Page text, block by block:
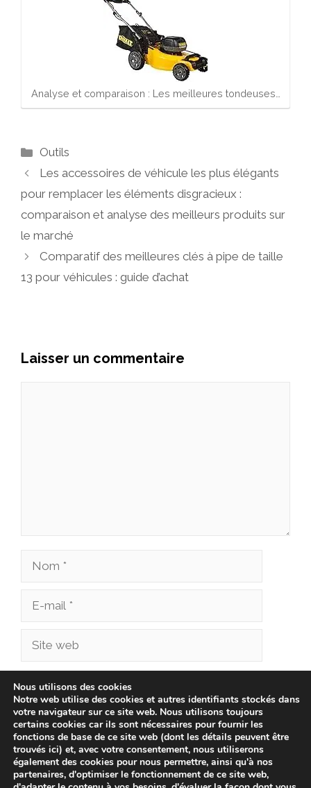
Analyse et comparaison : Les meilleures tondeuses…
Catégories
Outils
Les accessoires de véhicule les plus élégants
pour remplacer les éléments disgracieux :
comparaison et analyse des meilleurs produits sur
le marché
Comparatif des meilleures clés à pipe de taille
13 pour véhicules : guide d’achat
Laisser un commentaire
Nom
Site
Enregistrer mon nom, mon e-mail et mon site
dans le navigateur pour mon prochain
commentaire.
Nous utilisons des cookies
Notre web utilise des cookies et autres identifiants stockés dans
votre navigateur sur ce site web. Nous utilisons toujours
certains cookies car ils sont nécessaires pour fournir les
fonctions de base de ce site web (dont les détails peuvent être
trouvés ici) et, avec votre consentement, nous utiliserons
également des cookies pour nous permettre, ainsi qu'à nos
partenaires, d'optimiser le fonctionnement de ce site web,